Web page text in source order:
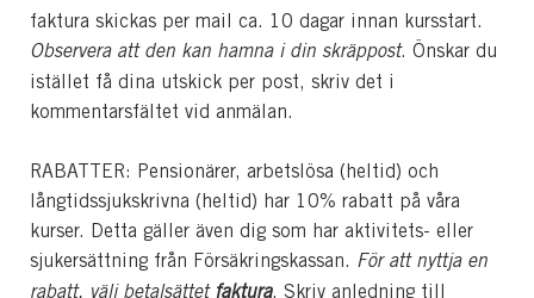
faktura skickas per mail ca. 10 dagar innan kursstart.
Observera att den kan hamna i din skräppost. Önskar du
istället få dina utskick per post, skriv det i
kommentarsfältet vid anmälan.
RABATTER: Pensionärer, arbetslösa (heltid) och
långtidssjukskrivna (heltid) har 10% rabatt på våra
kurser. Detta gäller även dig som har aktivitets- eller
sjukersättning från Försäkringskassan. För att nyttja en
rabatt, välj betalsättet faktura. Skriv anledning till